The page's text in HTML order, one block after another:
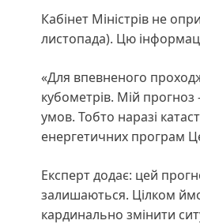
Кабінет Міністрів не
листопада). Цю
«Для впевненого
кубометрів. Мій
умов. Тобто наразі
енергетичних програм
Експерт додає: цей
залишаються. Цілком
кардинально змінити